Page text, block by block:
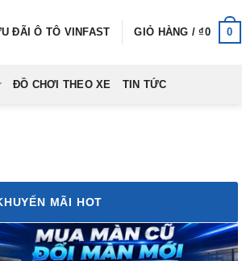
ĐÃI Ô TÔ VINFAST GIỎ HÀNG /₫0 0
ĐỒ CHƠI THEO XE TIN TỨC
MÃI HOT